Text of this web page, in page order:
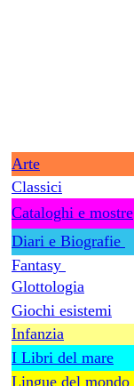
Arte
Classici
Cataloghi e mostre
Diari e Biografie
Fantasy
Glottologia
Giochi esistemi
Infanzia
I Libri del mare
Lingue del mondo